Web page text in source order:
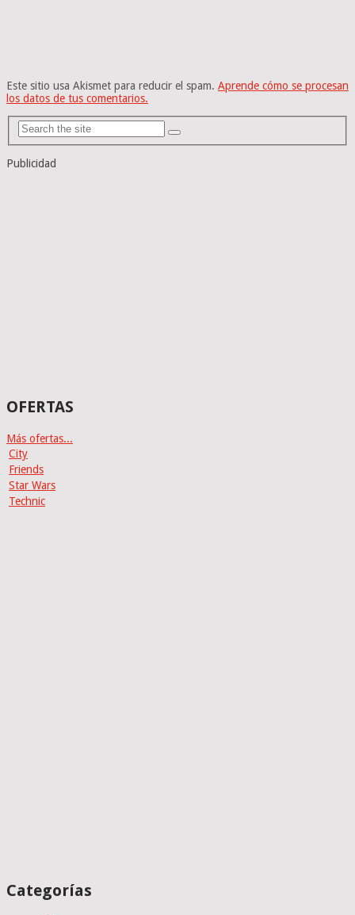
Este sitio usa Akismet para reducir el spam. Aprende cómo se procesan
los datos de tus comentarios.
Publicidad
OFERTAS
Más ofertas...
City
Friends
Star Wars
Technic
Categorías